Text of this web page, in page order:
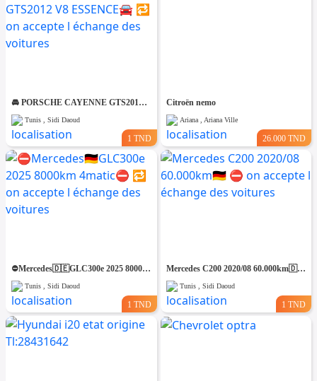
🚘 PORSCHE CAYENNE GTS2012 V8 ESSENCE🚘 🔁 on accepte l échange des voitures
Tunis , Sidi Daoud
1 TND
Citroën nemo
Ariana , Ariana Ville
26.000 TND
⛔️Mercedes🇩🇪GLC300e 2025 8000km 4matic⛔️ 🔁 on accepte l échange des voitures
Tunis , Sidi Daoud
1 TND
Mercedes C200 2020/08 60.000km🇩🇪 ⛔️ on accepte l échange des voitures
Tunis , Sidi Daoud
1 TND